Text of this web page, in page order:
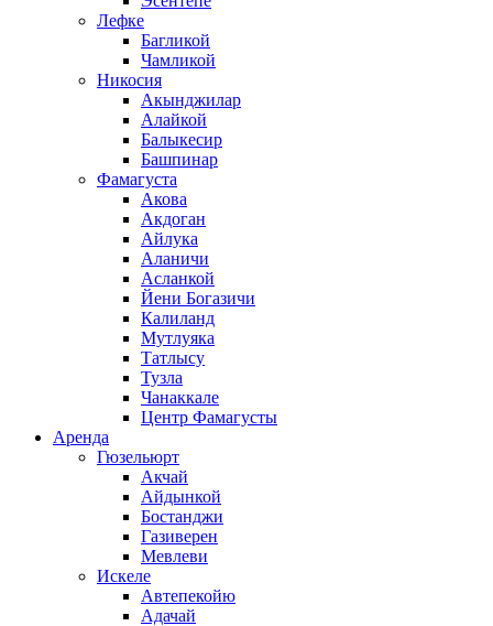
Лефке
Багликой
Чамликой
Никосия
Акынджилар
Алайкой
Балыкесир
Башпинар
Фамагуста
Акова
Акдоган
Айлука
Аланичи
Асланкой
Йени Богазичи
Калиланд
Мутлуяка
Татлысу
Тузла
Чанаккале
Центр Фамагусты
Аренда
Гюзельюрт
Акчай
Айдынкой
Бостанджи
Газиверен
Мевлеви
Искеле
Автепекойю
Адачай